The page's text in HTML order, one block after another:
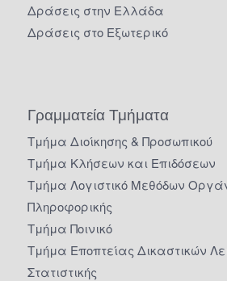
Δράσεις στην Ελλάδα
Δράσεις στο Εξωτερικό
Γραμματεία Τμήματα
Τμήμα Διοίκησης & Προσωπικού
Τμήμα Κλήσεων και Επιδόσεων
Τμήμα Λογιστικό Μεθόδων
Πληροφορικής
Τμήμα Ποινικό
Τμήμα Εποπτείας Δικαστικών
Στατιστικής